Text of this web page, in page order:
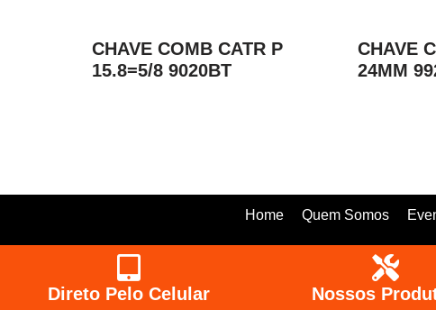
CHAVE COMB CATR P
15.8=5/8 9020BT
CHAVE
24MM
Home Quem Somos
Direto Pelo Celular Nossos